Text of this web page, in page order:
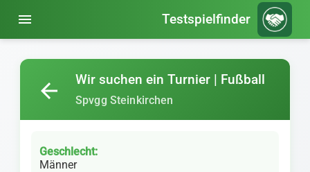
menu Testspielfinder
Wir suchen ein Turnier | Fußball
Spvgg Steinkirchen
arrow_back
Geschlecht:
Männer